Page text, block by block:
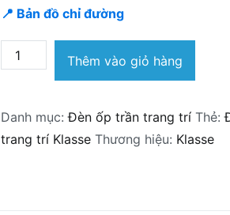
📍 Bản đồ chỉ đường
Báo
giá
hợp
đèn
Thêm vào giỏ hàng
Danh mục:Đèn ốp trần trang trí Thẻ:
trang trí Klasse Thương hiệu: Klasse